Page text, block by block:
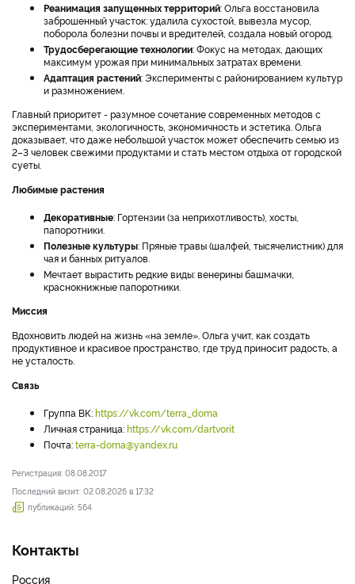
Реанимация запущенных территорий: Ольга восстановила
заброшенный участок: удалила сухостой, вывезла мусор,
поборола болезни почвы и вредителей, создала новый огород.
Трудосберегающие технологии: Фокус на методах, дающих
максимум урожая при минимальных затратах времени.
Адаптация растений: Эксперименты с районированием культур
и размножением.
Главный приоритет - разумное сочетание современных методов с
экспериментами, экологичность, экономичность и эстетика. Ольга
доказывает, что даже небольшой участок может обеспечить семью из
2–3 человек свежими продуктами и стать местом отдыха от городской
суеты.
Любимые растения
Декоративные: Гортензии (за неприхотливость), хосты,
папоротники.
Полезные культуры: Пряные травы (шалфей, тысячелистник) для
чая и банных ритуалов.
Мечтает вырастить редкие виды: венерины башмачки,
краснокнижные папоротники.
Миссия
Вдохновить людей на жизнь «на земле». Ольга учит, как создать
продуктивное и красивое пространство, где труд приносит радость, а
не усталость.
Связь
Группа ВК:https://vk.com/terra_doma
Личная страница:https://vk.com/dartvorit
Почта:terra-doma@yandex.ru
Регистрация: 08.08.2017
Последний визит: 02.08.2026 в 17:32
публикаций: 564
Контакты
Россия